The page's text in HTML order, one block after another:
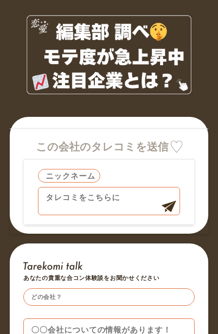
この会社のタレコミを送信
あなたの貴重な合コン体験談をお聞かせください